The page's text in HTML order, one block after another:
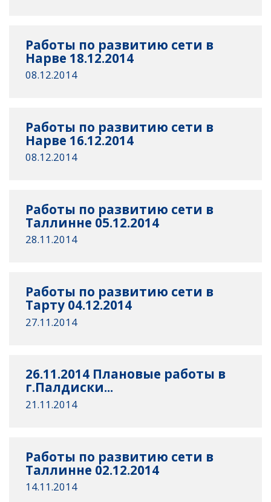
Работы по развитию сети в
Нарве 18.12.2014
08.12.2014
Работы по развитию сети в
Нарве 16.12.2014
08.12.2014
Работы по развитию сети в
Таллинне 05.12.2014
28.11.2014
Работы по развитию сети в
Тарту 04.12.2014
27.11.2014
26.11.2014 Плановые работы в
г.Палдиски...
21.11.2014
Работы по развитию сети в
Таллинне 02.12.2014
14.11.2014